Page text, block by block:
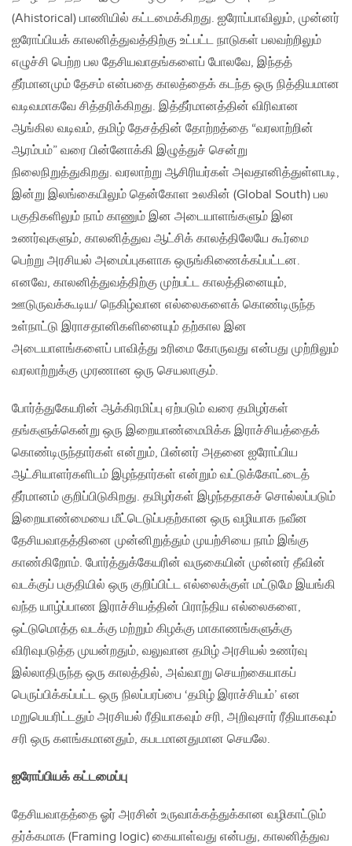
(Ahistorical) பாணியில் கட்டமைக்கிறது. ஐரோப்பாவிலும், முன்னர்
ஐரோப்பியக் காலனித்துவத்திற்கு உட்பட்ட நாடுகள் பலவற்றிலும்
எழுச்சி பெற்ற‌ பல தேசியவாதங்களைப் போலவே, இந்தத்
தீர்மானமும் தேசம் என்பதை காலத்தைக் கடந்த ஒரு நித்தியமான‌
வடிவமாகவே சித்தரிக்கிறது. இத்தீர்மானத்தின் விரிவான
ஆங்கில வடிவம், தமிழ் தேசத்தின் தோற்றத்தை “வரலாற்றின்
ஆரம்பம்” வரை பின்னோக்கி இழுத்துச் சென்று
நிலைநிறுத்துகிறது. வரலாற்று ஆசிரியர்கள் அவதானித்துள்ளபடி,
இன்று இலங்கையிலும் தென்கோள‌ உலகின் (Global South) பல
பகுதிகளிலும் நாம் காணும் இன அடையாளங்களும் இன
உணர்வுகளும், காலனித்துவ ஆட்சிக் காலத்திலேயே கூர்மை
பெற்று அரசியல் அமைப்புகளாக ஒருங்கிணைக்கப்பட்டன.
எனவே, காலனித்துவத்திற்கு முற்பட்ட காலத்தினையும்,
ஊடுருவக்கூடிய/ நெகிழ்வான எல்லைகளைக் கொண்டிருந்த
உள்நாட்டு இராசதானிகளினையும் தற்கால இன
அடையாளங்களைப் பாவித்து உரிமை கோருவது என்பது முற்றிலும்
வரலாற்றுக்கு முரணான ஒரு செயலாகும்.
போர்த்துகேயரின் ஆக்கிரமிப்பு ஏற்படும் வரை தமிழர்கள்
தங்களுக்கென்று ஒரு இறையாண்மைமிக்க இராச்சியத்தைக்
கொண்டிருந்தார்கள் என்றும், பின்னர் அதனை ஐரோப்பிய
ஆட்சியாளர்களிடம் இழந்தார்கள் என்றும் வட்டுக்கோட்டைத்
தீர்மானம் குறிப்பிடுகிறது. தமிழர்கள் இழந்ததாகச் சொல்லப்படும்
இறையாண்மையை மீட்டெடுப்பதற்கான ஒரு வழியாக நவீன
தேசியவாதத்தினை முன்னிறுத்தும் முயற்சியை நாம் இங்கு
காண்கிறோம். போர்த்துக்கேயரின் வருகையின் முன்னர் தீவின்
வடக்குப் பகுதியில் ஒரு குறிப்பிட்ட எல்லைக்குள் மட்டுமே இயங்கி
வந்த யாழ்ப்பாண இராச்சியத்தின் பிராந்திய எல்லைகளை,
ஒட்டுமொத்த வடக்கு மற்றும் கிழக்கு மாகாணங்களுக்கு
விரிவுபடுத்த முயன்றதும், வலுவான தமிழ் அரசியல் உணர்வு
இல்லாதிருந்த ஒரு காலத்தில், அவ்வாறு செயற்கையாகப்
பெருப்பிக்கப்பட்ட ஒரு நிலப்பரப்பை ‘தமிழ் இராச்சியம்’ என
மறுபெயரிட்டதும் அரசியல் ரீதியாகவும் சரி, அறிவுசார் ரீதியாகவும்
சரி ஒரு களங்கமானதும், கபடமானதுமான செயலே.
ஐரோப்பியக் கட்டமைப்பு
தேசியவாதத்தை ஓர் அரசின் உருவாக்கத்துக்கான‌ வழிகாட்டும்
தர்க்கமாக (Framing logic) கையாள்வது என்பது, காலனித்துவ